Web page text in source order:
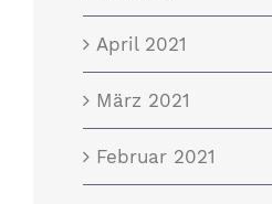
April 2021
März 2021
Februar 2021